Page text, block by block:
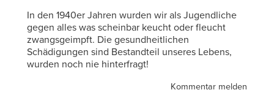
In den 1940er Jahren wurden wir als Jugendliche
gegen alles was scheinbar keucht oder fleucht
zwangsgeimpft. Die gesundheitlichen
Schädigungen sind Bestandteil unseres Lebens,
wurden noch nie hinterfragt!
Kommentar melden